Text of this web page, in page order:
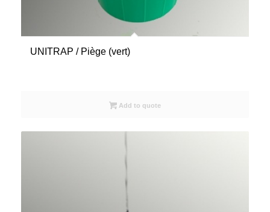
UNITRAP / Piège (vert)
Add to quote